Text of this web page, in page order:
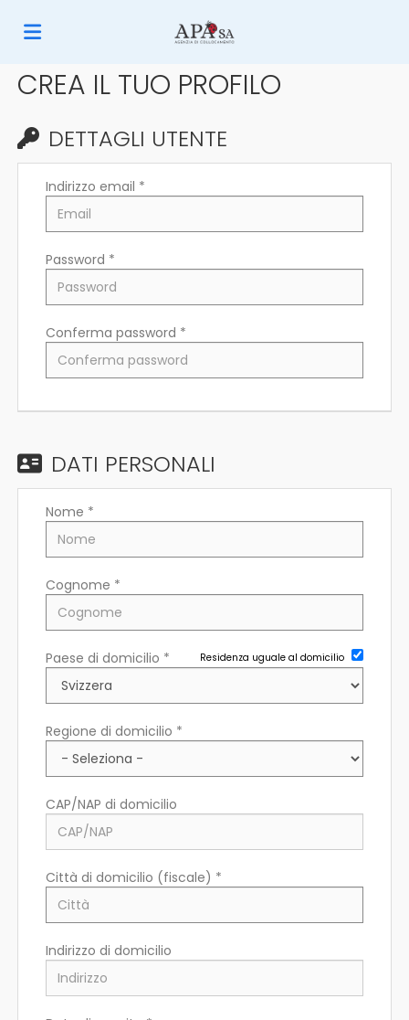
Home
Offerte
di
lavoro
Carica
il
CV
Login
Lingua
EN
FR
IT
DE
ES
PT
CREA IL TUO PROFILO
DETTAGLI UTENTE
Indirizzo email *
Password *
Conferma password *
DATI PERSONALI
Nome *
Cognome *
Paese di domicilio * Residenza uguale al domicilio
Regione di domicilio *
CAP/NAP di domicilio
Città di domicilio (fiscale) *
Indirizzo di domicilio